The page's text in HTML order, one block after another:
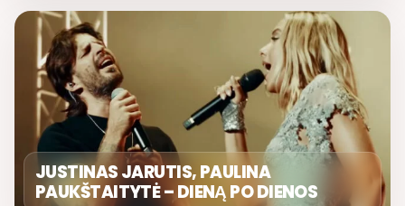
JUSTINAS JARUTIS, PAULINA
PAUKŠTAITYTĖ – DIENĄ PO DIENOS